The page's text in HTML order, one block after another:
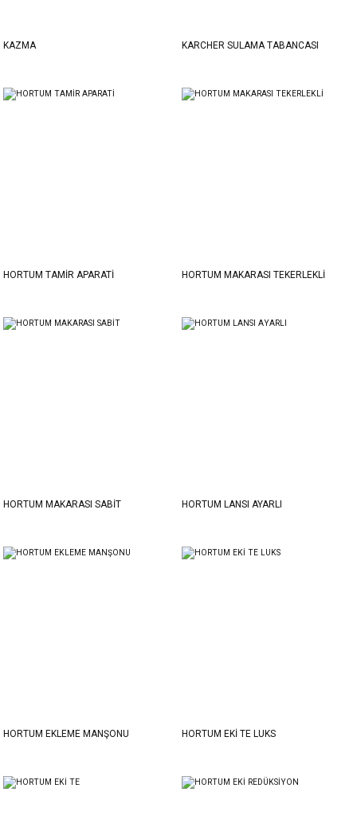
KAZMA KARCHER SULAMA TABANCASI
HORTUM TAMİR APARATİ HORTUM MAKARASI TEKERLEKLİ
HORTUM MAKARASI SABİT HORTUM LANSI AYARLI
HORTUM EKLEME MANŞONU HORTUM EKİ TE LUKS